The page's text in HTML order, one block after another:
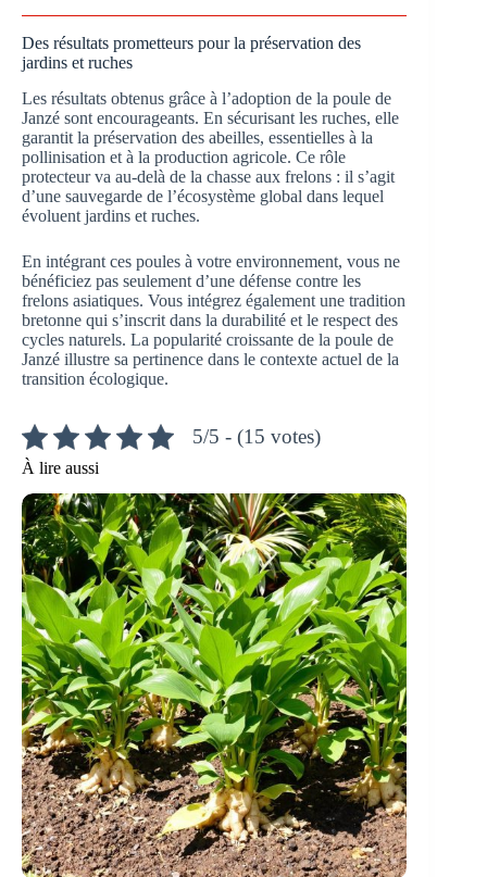
Des résultats prometteurs pour la préservation des
jardins et ruches
Les résultats obtenus grâce à l’adoption de la poule de
Janzé sont encourageants. En sécurisant les ruches, elle
garantit la préservation des abeilles, essentielles à la
pollinisation et à la production agricole. Ce rôle
protecteur va au-delà de la chasse aux frelons : il s’agit
d’une sauvegarde de l’écosystème global dans lequel
évoluent jardins et ruches.
En intégrant ces poules à votre environnement, vous ne
bénéficiez pas seulement d’une défense contre les
frelons asiatiques. Vous intégrez également une tradition
bretonne qui s’inscrit dans la durabilité et le respect des
cycles naturels. La popularité croissante de la poule de
Janzé illustre sa pertinence dans le contexte actuel de la
transition écologique.
5/5 - (15 votes)
À lire aussi